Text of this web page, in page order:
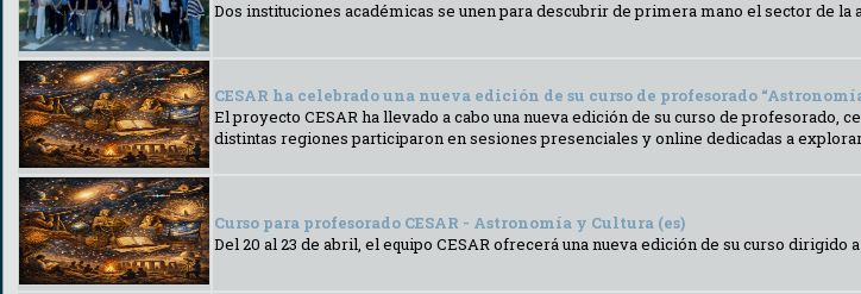
Dos instituciones académicas se unen para descubrir de primera mano el sector de la
CESAR ha celebrado una nueva edición de su curso de profesorado
El proyecto CESAR ha llevado a cabo una nueva edición de su curso de profesorado,
distintas regiones participaron en sesiones presenciales y online dedicadas a
Curso para profesorado CESAR - Astronomía y Cultura (es)
Del 20 al 23 de abril, el equipo CESAR ofrecerá una nueva edición de su curso